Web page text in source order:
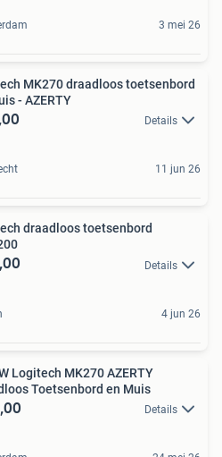
3 mei 26
MK270 draadloos toetsenbord
- AZERTY
Details
11 jun 26
draadloos toetsenbord
Details
4 jun 26
Logitech MK270 AZERTY
Toetsenbord en Muis
Details